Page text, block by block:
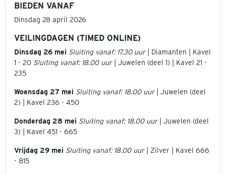
BIEDEN VANAF
Dinsdag 28 april 2026
VEILINGDAGEN (TIMED ONLINE)
Dinsdag 26 mei Sluiting vanaf: 17.30 uur| Diamanten | Kavel
1 - 20 Sluiting vanaf: 18.00 uur| Juwelen (deel 1) | Kavel 21 -
235
Woensdag 27 mei Sluiting vanaf: 18.00 uur| Juwelen (deel
2) | Kavel 236 - 450
Donderdag 28 mei Sluiting vanaf: 18.00 uur| Juwelen (deel
3) | Kavel 451 - 665
Vrijdag 29 mei Sluiting vanaf: 18.00 uur| Zilver | Kavel 666
- 815